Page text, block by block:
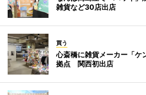
雑貨など30店出店
買う
心斎橋に雑貨メーカー「ケ
拠点 関西初出店